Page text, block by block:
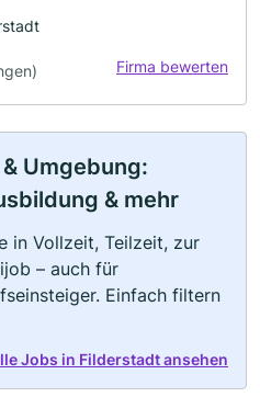
Firma bewerten
Umgebung:
& mehr
in Vollzeit, Teilzeit, zur
– auch für
Einfach filtern
Jobs in Filderstadt ansehen